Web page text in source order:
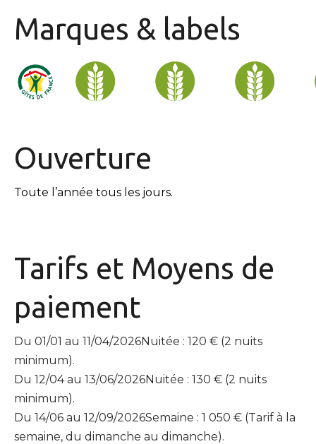
Marques & labels
Ouverture
Toute l’année tous les jours.
Tarifs et Moyens de
paiement
Du 01/01 au 11/04/2026Nuitée : 120 € (2 nuits
minimum).
Du 12/04 au 13/06/2026Nuitée : 130 € (2 nuits
minimum).
Du 14/06 au 12/09/2026Semaine : 1 050 € (Tarif à la
semaine, du dimanche au dimanche).